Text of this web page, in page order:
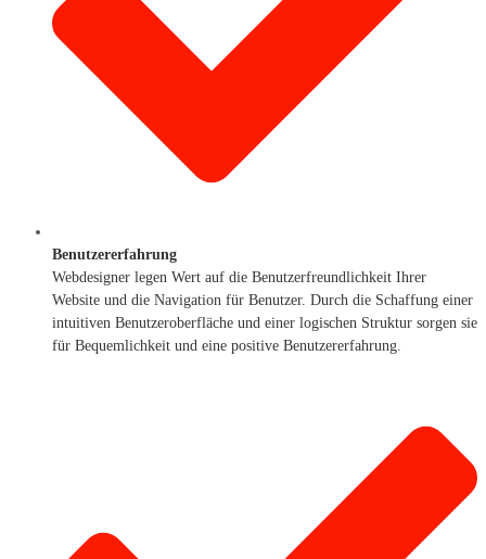
Benutzererfahrung
Webdesigner legen Wert auf die Benutzerfreundlichkeit Ihrer
Website und die Navigation für Benutzer. Durch die Schaffung einer
intuitiven Benutzeroberfläche und einer logischen Struktur sorgen sie
für Bequemlichkeit und eine positive Benutzererfahrung.